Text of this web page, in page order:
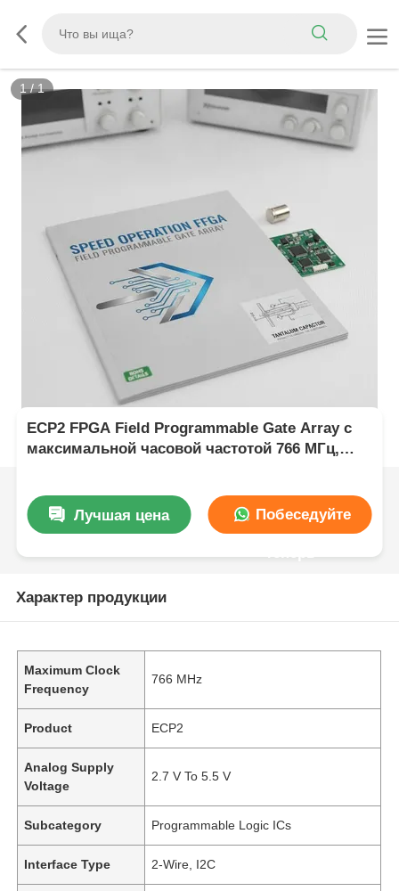
1/1
ECP2 FPGA Field Programmable Gate Array с
максимальной часовой частотой 766 МГц,
5,5 В
Лучшая цена Побеседуйте
Характер продукции
Maximum Clock
Frequency
766 MHz
Product ECP2
Analog Supply
Voltage
2.7 V To 5.5 V
Subcategory Programmable Logic ICs
Interface Type 2-Wire, I2C